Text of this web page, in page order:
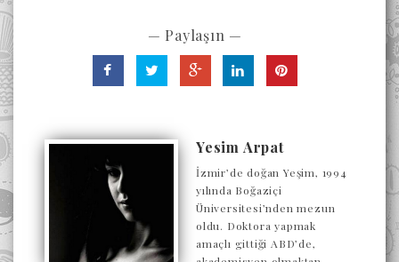
— Paylaşın —
Yesim Arpat
İzmir’de doğan Yeşim, 1994
yılında Boğaziçi
Üniversitesi’nden mezun
oldu. Doktora yapmak
amaçlı gittiği ABD’de,